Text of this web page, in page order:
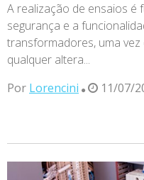
A realização de ensaios é
segurança e a
transformadores, uma
qualquer altera...
Por Lorencini 11/07/